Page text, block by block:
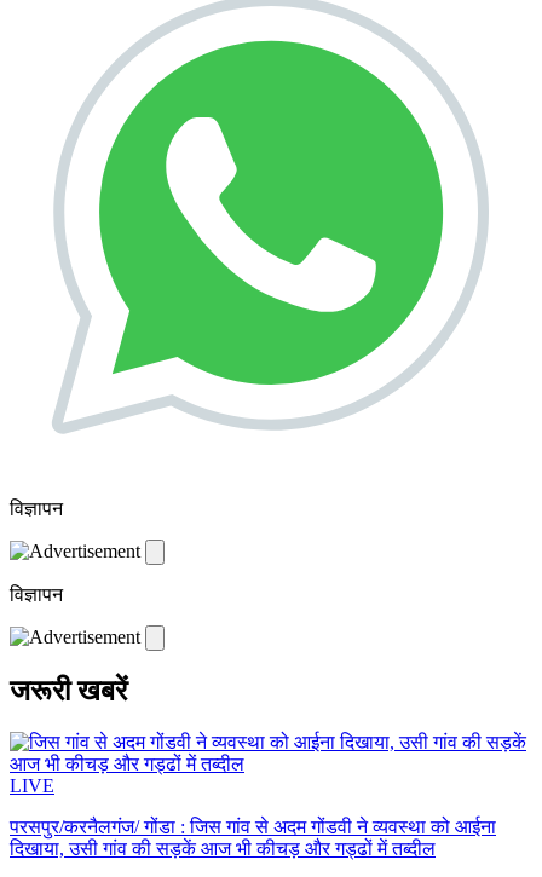
विज्ञापन
विज्ञापन
जरूरी खबरें
LIVE
परसपुर/करनैलगंज/ गोंडा : जिस गांव से अदम गोंडवी ने व्यवस्था को आईना
दिखाया, उसी गांव की सड़कें आज भी कीचड़ और गड्ढों में तब्दील